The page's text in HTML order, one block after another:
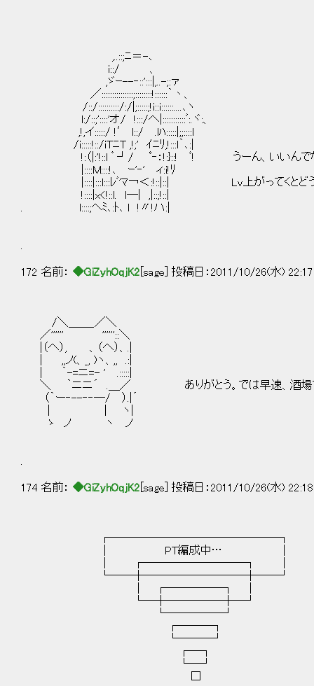
,..::;ﾆ＝-､
i::/ 、
,ゞｰ--‐::':::|,..-;:ァ
／:::::::::::::::;::::::::!::::::｀丶、
/::/::::::::::/:/|;:::::;!i::i::::::....､ヽ
l:/::;'::::'オ/ !:::/へ|:::::::::::ﾞ:.ヾ:、
,!,イ:::::/ !′ l::/ .lﾊ:::::|;;::::l
/i:::::!::/iTﾆT ,!;' ｲﾆﾘ,!:::l｀､:|
!:（|:'!::l ゜┘/ ﾟ‐：!:}::! ﾞ! うーん、いいんで
|::::M::::!､ ｰ'‐' ィ:i!ﾘ
|::::|:::l:::ﾚﾞ'ﾏ￢＜:!::|::| Lv上がってくとどうなる
!::::|x<!::l. l―| ,|::;!::|
. l::::;ヘﾐ､:ﾄ､ l !〃!ハ:|
172 名前： ◆GiZyhOqjK2 [sage] 投稿日：2011/10/26(水)
/＼＿＿_／＼
／'''''' ''''''::＼
|（へ）, 、（へ）、.|
| ,,ノ(、_, )ヽ、,, .:|
| ｀-=ニ=- ' .:::::|
＼ ｀ニニ´ .＿／ ありがとう。では早速、酒場で
（｀ー‐--‐‐―/ ）.|´
| | ヽ|
ゝ ノ ヽ ノ
174 名前： ◆GiZyhOqjK2 [sage] 投稿日：2011/10/26(水)
┌───────────────┐
│ PT編成中… │
│ ┌─────────┐ │
└──┼─────────┼──┘
│ ┌─────┐ │
└─┼─────┼─┘
└─────┘
┌───┐
└───┘
┌─┐
└─┘